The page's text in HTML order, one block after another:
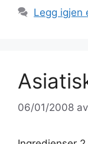
Legg igjen
06/01/2008 av